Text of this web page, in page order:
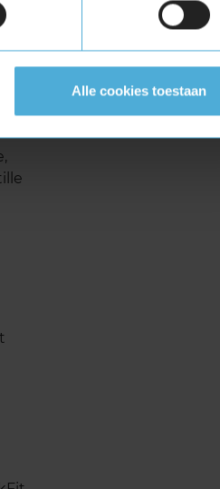
Alle cookies toestaan